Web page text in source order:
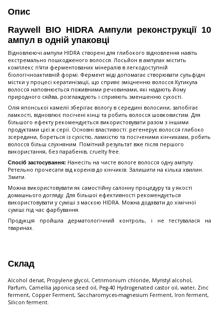
Опис
Raywell BIO HIDRA Ампули реконструкції 10
ампул в одній упаковці
Відновлюючі ампули HIDRA створені для глибокого відновлення навіть
екстремально пошкодженого волосся. Лосьйон в ампулах містить
комплекс п'яти ферментованих мінералів в легкодоступній
біологічноактивній формі. Фермент міді допомагає створювати сульфідні
містки у процесі кератинізації, що сприяє зміцненню волосся.Кутикула
волосся наповнюється поживними речовинами, які надають йому
природного сяйва, розглаждують і сприяють зменшенню сухості.
Олія японської камелії зберігає вологу в середині волосини, запобігає
ламкості, відновлює посічені кінці та робить волосся шовковистим. Для
більшого ефекту рекомендується використовувати разом з іншими
продуктами цієї ж серії. Основні властивості: регенерує волосся глибоко
зсередини, бореться із сухістю, ламкістю та посіченими кінчиками, робить
волосся більш слухняним. Помітний результат вже після першого
використання, без парабенів, cruelty free.
Спосіб застосування: Нанесіть на чисте вологе волосся одну ампулу.
Ретельно прочесати від коренів до кінчиків. Залишити на кілька хвилин.
Змити.
Можна використовувати як самостійну салонну процедуру та у якості
домашнього догляду. Для більшої ефективності рекомендується
використовувати у суміші з маскою HIDRA. Можна додавати до хімічної
суміші під час фарбування.
Продукція пройшла дерматологічний контроль, і не тестувалася на
тваринах.
Склад
Alcohol denat, Propylene glycol, Cetrimonium chloride, Myristyl alcohol,
Parfum, Camellia japonica seed oil, Peg-40 Hydrogenated castor oil, water, Zinc
ferment, Copper Ferment, Saccharomyces-magnesium Ferment, Iron ferment,
Silicon ferment.